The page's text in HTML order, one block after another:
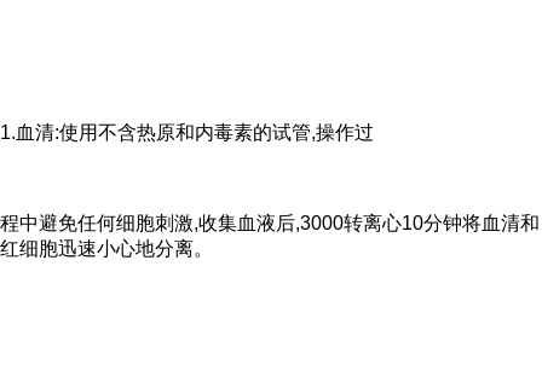
1.血清:使用不含热原和内毒素的试管,操作过
程中避免任何细胞刺激,收集血液后,3000转离心10分钟将血清和
红细胞迅速小心地分离。